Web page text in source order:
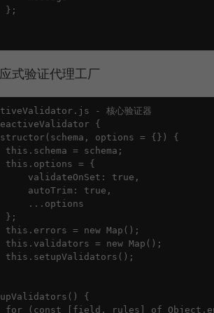
};
式验证代理工厂
- 核心验证器
{
options = {}) {
this.schema = schema;
this.options = {
validateOnSet: true,
autoTrim: true,
...options
};
this.errors = new Map();
this.validators = new Map();
this.setupValidators();
{
for (const [field, rules] of